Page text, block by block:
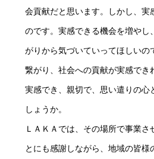
会貢献だと思います。しかし、実
のです。実感できる機会を増やし
がりから気づいていってほしいの
繋がり、社会への貢献が実感でき
実感でき、親切で、思い遣りの心
しょうか。
ＬＡＫＡでは、その場所で事業さ
とにも感謝しながら、地域の皆様